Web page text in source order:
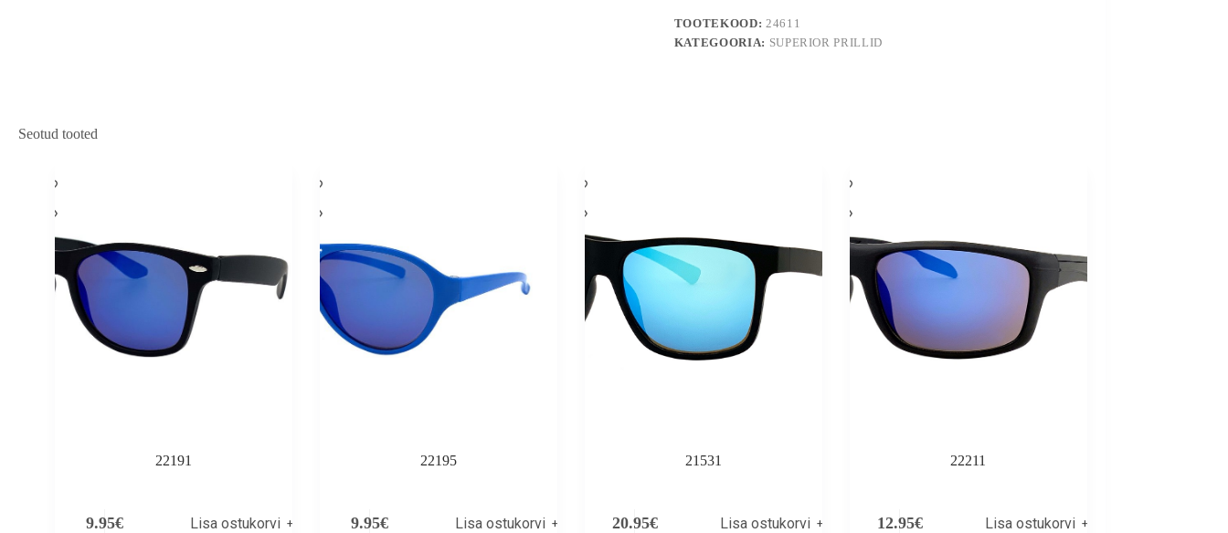
t
i
TOOTEKOOD: 24611
KATEGOORIA: SUPERIOR PRILLID
Seotud tooted
22191
9.95€ Lisa ostukorvi
22195
9.95€ Lisa ostukorvi
21531
20.95€ Lisa ostukorvi
22211
12.95€ Lisa ostukorvi